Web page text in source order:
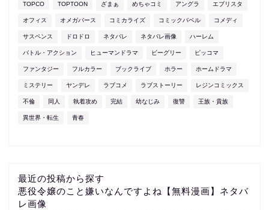
TOPCO TOPTOON ざまぁ めちゃコミ アングラ エブリスタ
オフィス オメガバース コミカライズ コミックバベル コメディ
サスペンス ドロドロ ネタバレ ネタバレ画像 ハーレム
バトル・アクション ヒューマンドラマ ビーグリー ピッコマ
ファンタジー フルカラー ブックライブ ホラー ホームドラマ
ミステリー ヤンデレ ラブコメ ラブストーリー レジンコミックス
不倫 同人 執着攻め 完結 幼なじみ 復讐 王族・貴族
異世界・転生 青春
最近の投稿から探す
悪役令嬢のこと嫌いなんですよね【無料漫画】ネタバ
レ画像